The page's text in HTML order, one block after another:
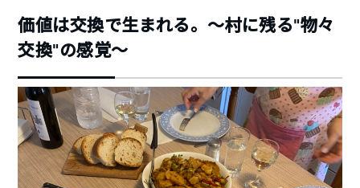
価値は交換で生まれる。〜村に残る“物々
交換”の感覚〜